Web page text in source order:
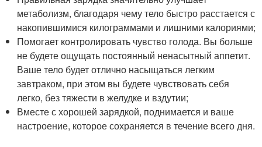
метаболизм, благодаря чему тело быстро расстается с
накопившимися килограммами и лишними калориями;
Помогает контролировать чувство голода. Вы больше
не будете ощущать постоянный ненасытный аппетит.
Ваше тело будет отлично насыщаться легким
завтраком, при этом вы будете чувствовать себя
легко, без тяжести в желудке и вздутии;
Вместе с хорошей зарядкой, поднимается и ваше
настроение, которое сохраняется в течение всего дня.